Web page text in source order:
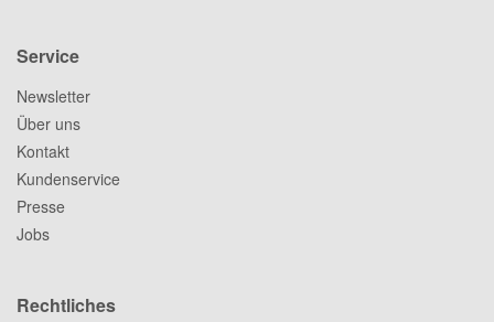
Service
Newsletter
Über uns
Kontakt
Kundenservice
Presse
Jobs
Rechtliches